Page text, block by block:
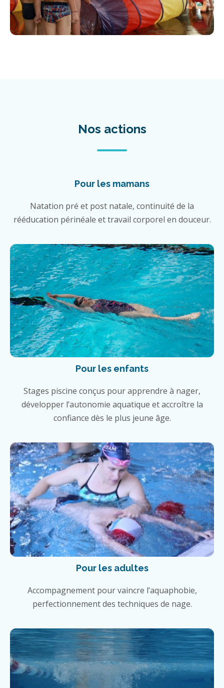
Nos actions
Pour les mamans
Natation pré et post natale, continuité de la
rééducation périnéale et travail corporel en douceur.
Pour les enfants
Stages piscine conçus pour apprendre à nager,
développer l’autonomie aquatique et accroître la
confiance dès le plus jeune âge.
Pour les adultes
Accompagnement pour vaincre l’aquaphobie,
perfectionnement des techniques de nage.